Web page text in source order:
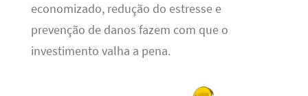
economizado, redução do estresse e
prevenção de danos fazem com que o
investimento valha a pena.